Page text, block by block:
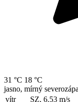
31 °C 18 °C
jasno, mírný
vítr
SZ, 6.53 m/s